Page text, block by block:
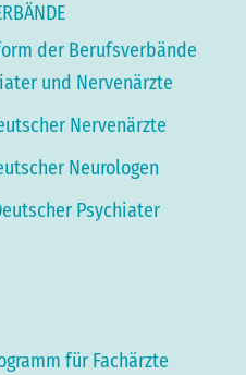
der Berufsverbände
und Nervenärzte
Nervenärzte
Neurologen
Psychiater
für Fachärzte